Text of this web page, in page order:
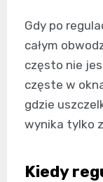
Gdy po
całym
często nie
częste w
gdzie
wynika tylko
Kiedy